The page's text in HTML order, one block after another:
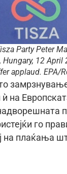
Party Peter
12
applaud. EPA/
на
го
плаќања